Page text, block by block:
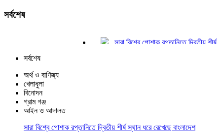
সর্বশেষ
সারা বিশ্বে পোশাক রপ্তানিতে দ্বিতীয় শীর্ষ
অন্ধকারে লুকিয়ে আছে এক ভয়ংকর সত্য:
আল্লাহ আপনাদের বিচার করবেন: ডিপজল
সর্বশেষ
অর্থ ও বাণিজ্য
খেলাধুলা
বিনোদন
গ্রাম গঞ্জ
আইন ও আদালত
সারা বিশ্বে পোশাক রপ্তানিতে দ্বিতীয় শীর্ষ স্থান ধরে রেখেছে বাংলাদেশ